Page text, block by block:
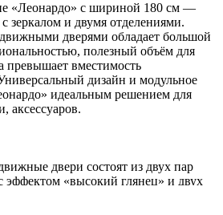
«Леонардо» с шириной 180 см —
зеркалом и двумя отделениями.
дверями обладает большой
полезный объём для
превышает вместимость
дизайн и модульное
идеальным решением для
аксессуаров.
двери состоят из двух пар
эффектом «высокий глянец» и двух